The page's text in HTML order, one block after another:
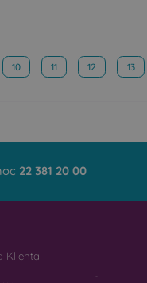
10 11 12 13
22 381 20 00
Klienta